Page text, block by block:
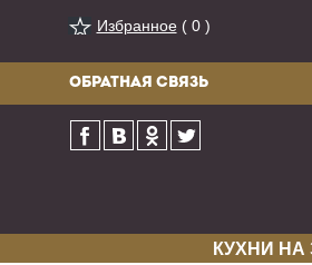
Избранное( 0 )
ОБРАТНАЯ СВЯЗЬ
КУХНИ